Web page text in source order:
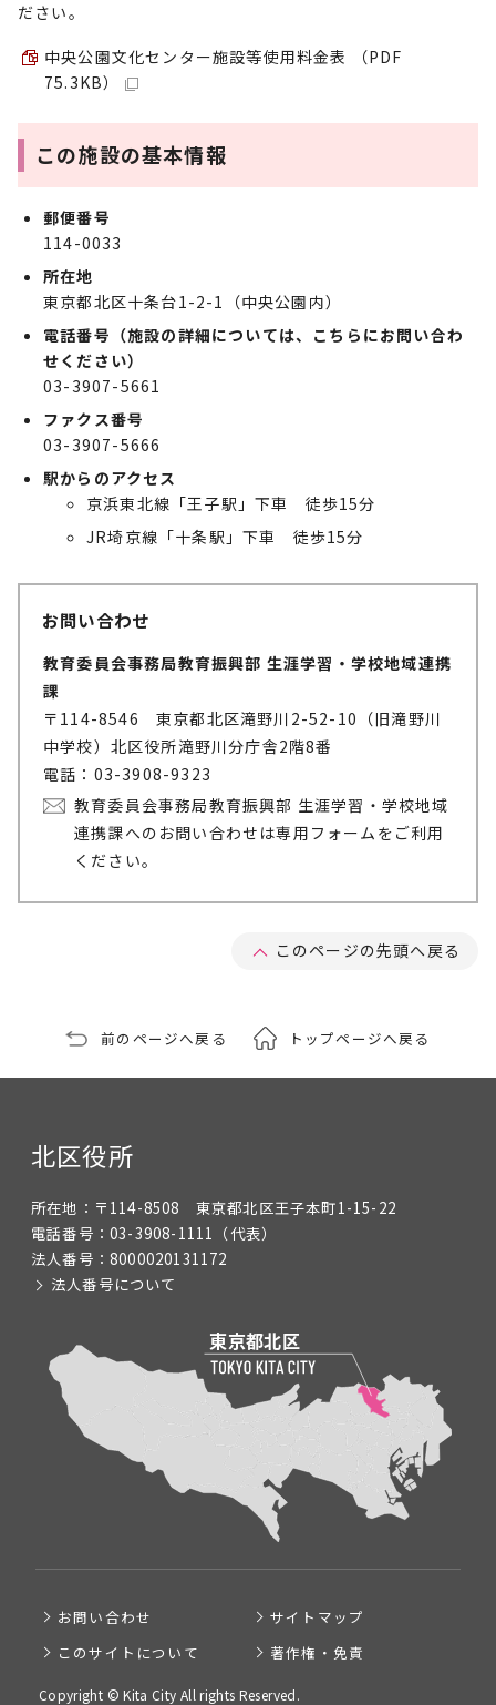
ださい。
中央公園文化センター施設等使用料金表 （PDF
75.3KB）
この施設の基本情報
郵便番号
114-0033
所在地
東京都北区十条台1-2-1（中央公園内）
電話番号（施設の詳細については、こちらにお問い合わ
せください）
03-3907-5661
ファクス番号
03-3907-5666
駅からのアクセス
京浜東北線「王子駅」下車 徒歩15分
JR埼京線「十条駅」下車 徒歩15分
お問い合わせ
教育委員会事務局教育振興部 生涯学習・学校地域連携
課
〒114-8546 東京都北区滝野川2-52-10（旧滝野川
中学校）北区役所滝野川分庁舎2階8番
電話：03-3908-9323
教育委員会事務局教育振興部 生涯学習・学校地域
連携課へのお問い合わせは専用フォームをご利用
ください。
このページの先頭へ戻る
前のページへ戻る トップページへ戻る
北区役所
所在地： 〒114-8508 東京都北区王子本町1-15-22
電話番号： 03-3908-1111 （代表）
法人番号： 8000020131172
法人番号について
お問い合わせ
サイトマップ
このサイトについて
著作権・免責
Copyright © Kita City All rights Reserved.